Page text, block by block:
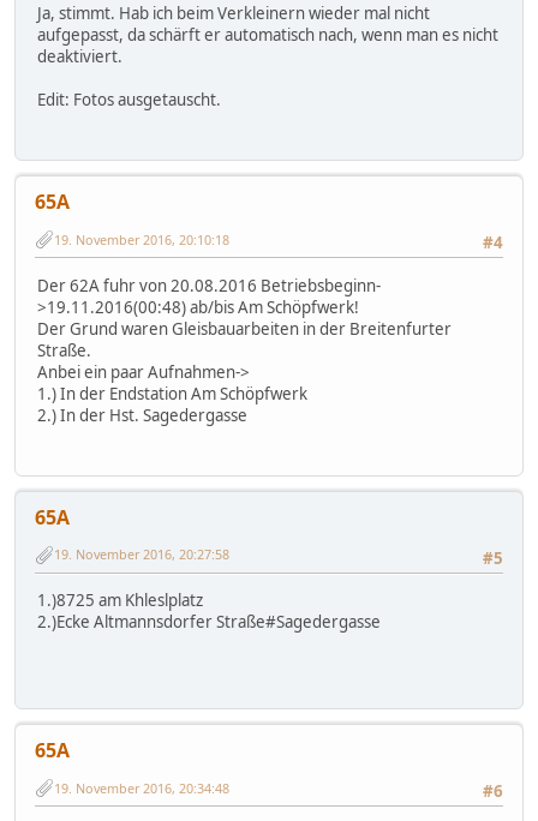
Ja, stimmt. Hab ich beim Verkleinern wieder mal nicht
aufgepasst, da schärft er automatisch nach, wenn man es nicht
deaktiviert.
Edit: Fotos ausgetauscht.
65A
#4
19. November 2016, 20:10:18
Der 62A fuhr von 20.08.2016 Betriebsbeginn-
>19.11.2016(00:48) ab/bis Am Schöpfwerk!
Der Grund waren Gleisbauarbeiten in der Breitenfurter
Straße.
Anbei ein paar Aufnahmen->
1.) In der Endstation Am Schöpfwerk
2.) In der Hst. Sagedergasse
65A
#5
19. November 2016, 20:27:58
1.)8725 am Khleslplatz
2.)Ecke Altmannsdorfer Straße#Sagedergasse
65A
#6
19. November 2016, 20:34:48